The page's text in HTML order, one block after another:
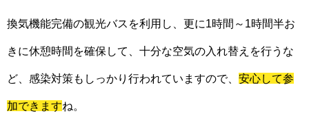
換気機能完備の観光バスを利用し、更に1時間～1時間半お
きに休憩時間を確保して、十分な空気の入れ替えを行うな
ど、感染対策もしっかり行われていますので、 安心して参
加できますね。